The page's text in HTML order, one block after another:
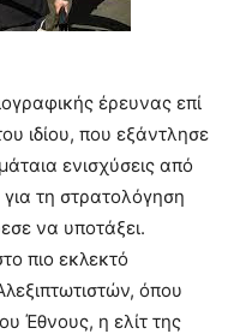
έρευνας επί
ιδίου, που εξάντλησε
ενισχύσεις από
τη στρατολόγηση
να υποτάξει.
πιο εκλεκτό
όπου
Έθνους, η ελίτ της